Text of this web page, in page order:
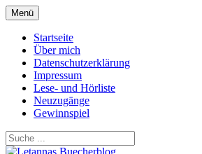
Zum
Inhalt
springen
Menü
Startseite
Über mich
Datenschutzerklärung
Impressum
Lese- und Hörliste
Neuzugänge
Gewinnspiel